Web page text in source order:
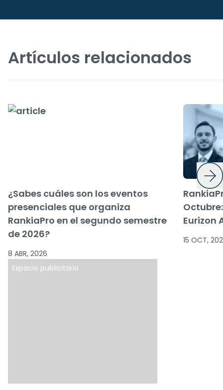
Artículos relacionados
¿Sabes cuáles son los eventos
presenciales que organiza
RankiaPro en el segundo semestre
de 2026?
8 ABR, 2026
Eurizon
15 OCT,
Espacio publicitario